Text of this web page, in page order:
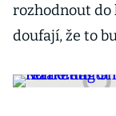
rozhodnout do
doufají, že to